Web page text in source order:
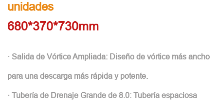
unidades
680*370*730mm
· Salida de Vórtice Ampliada: Diseño de vórtice más ancho
para una descarga más rápida y potente.
· Tubería de Drenaje Grande de 8.0: Tubería espaciosa